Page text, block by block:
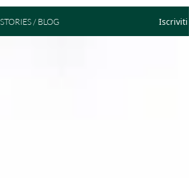
STORIES / BLOG Iscriviti